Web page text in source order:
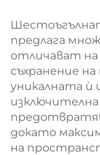
предлага
отличават на
съхранение
уникалната ѝ
докато
на